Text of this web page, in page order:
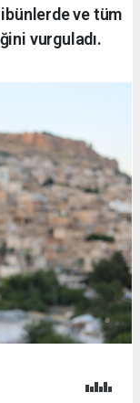
ve tüm
vurguladı.